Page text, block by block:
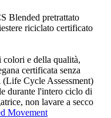
Blended pretrattato
riciclato certificato
colori e della qualità,
certificata senza
Cycle Assessment)
durante l'intero ciclo di
non lavare a secco
Movement